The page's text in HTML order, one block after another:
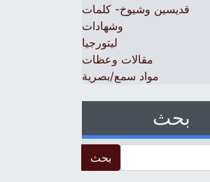
قديسين وشيوخ- كلمات
وشهادات
ليتورجيا
مقالات وعظات
مواد سمع/بصرية
بحث